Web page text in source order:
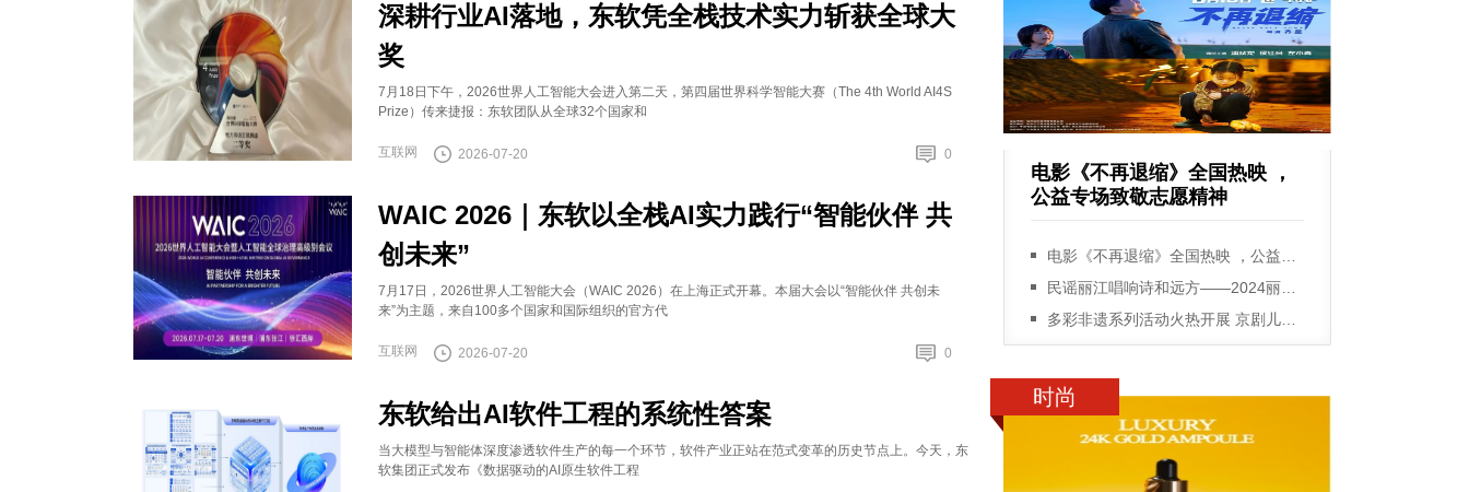
深耕行业AI落地，东软凭全栈技术实力斩获全球大
奖
7月18日下午，2026世界人工智能大会进入第二天，第四届世界科学智能大赛（The 4th World AI4S
Prize）传来捷报：东软团队从全球32个国家和
0
互联网 2026-07-20
WAIC 2026｜东软以全栈AI实力践行“智能伙伴 共
创未来”
7月17日，2026世界人工智能大会（WAIC 2026）在上海正式开幕。本届大会以“智能伙伴 共创未
来”为主题，来自100多个国家和国际组织的官方代
0
互联网 2026-07-20
东软给出AI软件工程的系统性答案
当大模型与智能体深度渗透软件生产的每一个环节，软件产业正站在范式变革的历史节点上。今天，东
软集团正式发布《数据驱动的AI原生软件工程
电影《不再退缩》全国热映 ，
公益专场致敬志愿精神
时尚